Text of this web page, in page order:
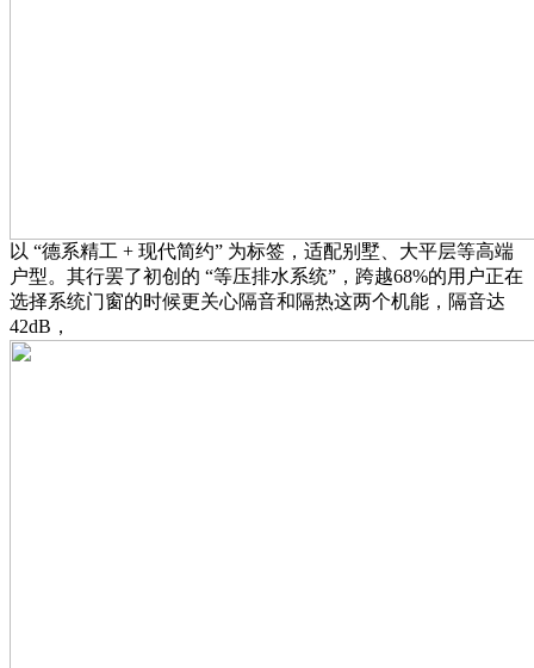
以 “德系精工 + 现代简约” 为标签，适配别墅、大平层等高端
户型。其行罢了初创的 “等压排水系统”，跨越68%的用户正在
选择系统门窗的时候更关心隔音和隔热这两个机能，隔音达
42dB，